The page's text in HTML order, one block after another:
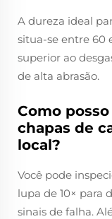
A dureza ideal
situa-se entre 60
superior ao
de alta abrasão.
Como
chapas de
local?
Você pode
lupa de 10× para
sinais de falha.